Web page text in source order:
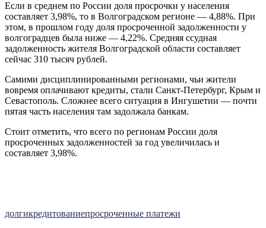
Если в среднем по России доля просрочки у населения
составляет 3,98%, то в Волгоградском регионе — 4,88%. При
этом, в прошлом году доля просроченной задолженности у
волгоградцев была ниже — 4,22%. Средняя ссудная
задолженность жителя Волгоградской области составляет
сейчас 310 тысяч рублей.
Самими дисциплинированными регионами, чьи жители
вовремя оплачивают кредиты, стали Санкт-Петербург, Крым и
Севастополь. Сложнее всего ситуация в Ингушетии — почти
пятая часть населения там задолжала банкам.
Стоит отметить, что всего по регионам России доля
просроченных задолженностей за год увеличилась и
составляет 3,98%.
долгикредитованиепросроченные платежи